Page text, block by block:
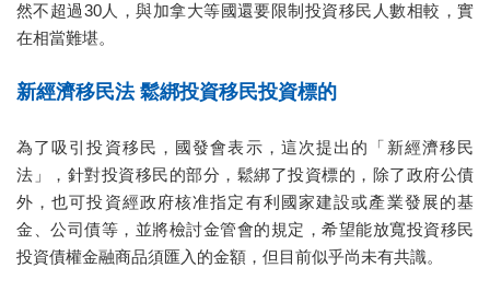
然不超過30人，與加拿大等國還要限制投資移民人數相較，實
在相當難堪。
新經濟移民法 鬆綁投資移民投資標的
為了吸引投資移民，國發會表示，這次提出的「新經濟移民
法」，針對投資移民的部分，鬆綁了投資標的，除了政府公債
外，也可投資經政府核准指定有利國家建設或產業發展的基
金、公司債等，並將檢討金管會的規定，希望能放寬投資移民
投資債權金融商品須匯入的金額，但目前似乎尚未有共識。